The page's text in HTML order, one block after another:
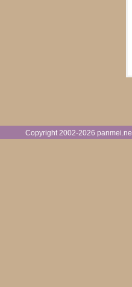
Copyright 2002-2026